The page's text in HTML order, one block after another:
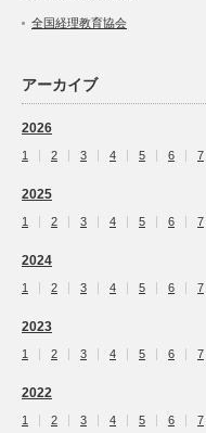
全国経理教育協会
アーカイブ
2026
1 2 3 4 5 6 7
2025
1 2 3 4 5 6 7
2024
1 2 3 4 5 6 7
2023
1 2 3 4 5 6 7
2022
1 2 3 4 5 6 7